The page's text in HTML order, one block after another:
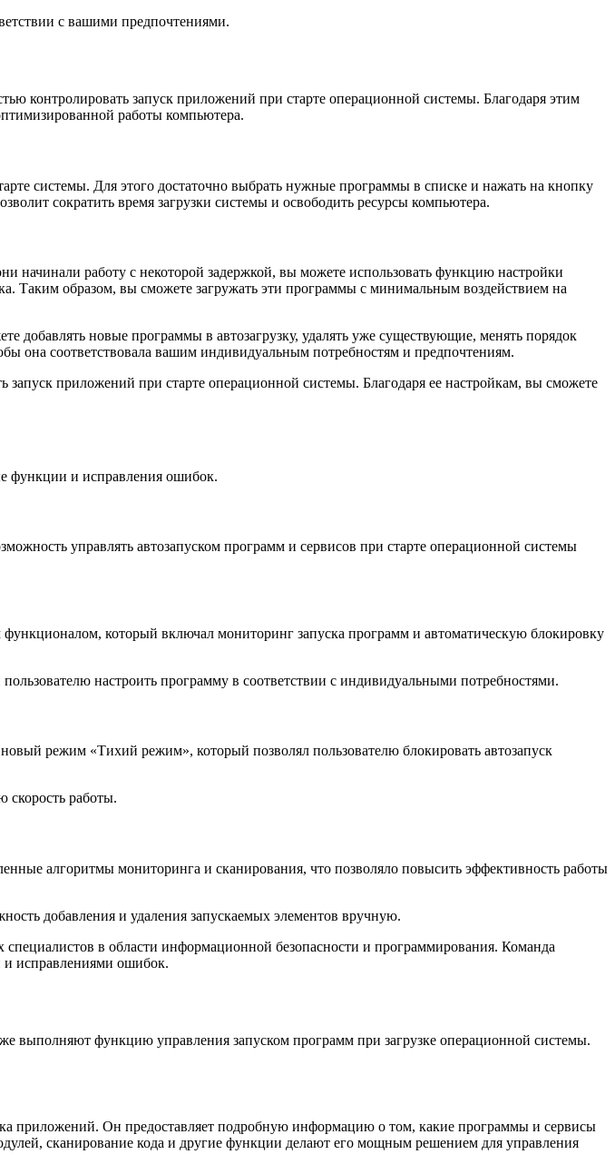
с вашими предпочтениями.
контролировать запуск приложений при старте операционной системы. Благодаря этим
работы компьютера.
системы. Для этого достаточно выбрать нужные программы в списке и нажать на кнопку
сократить время загрузки системы и освободить ресурсы компьютера.
начинали работу с некоторой задержкой, вы можете использовать функцию настройки
Таким образом, вы сможете загружать эти программы с минимальным воздействием на
новые программы в автозагрузку, удалять уже существующие, менять порядок
она соответствовала вашим индивидуальным потребностям и предпочтениям.
приложений при старте операционной системы. Благодаря ее настройкам, вы сможете
функции и исправления ошибок.
управлять автозапуском программ и сервисов при старте операционной системы
который включал мониторинг запуска программ и автоматическую блокировку
настроить программу в соответствии с индивидуальными потребностями.
режим «Тихий режим», который позволял пользователю блокировать автозапуск
скорость работы.
алгоритмы мониторинга и сканирования, что позволяло повысить эффективность работы
добавления и удаления запускаемых элементов вручную.
в области информационной безопасности и программирования. Команда
исправлениями ошибок.
выполняют функцию управления запуском программ при загрузке операционной системы.
приложений. Он предоставляет подробную информацию о том, какие программы и сервисы
сканирование кода и другие функции делают его мощным решением для управления